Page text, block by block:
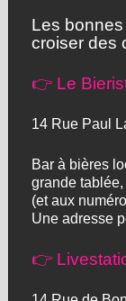
Les
croiser des
👉 Le
14 Rue Paul
Bar à bières
grande
(et aux
Une adresse
👉